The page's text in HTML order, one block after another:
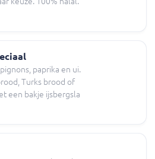
paprika en ui.
Turks brood of
een bakje ijsbergsla